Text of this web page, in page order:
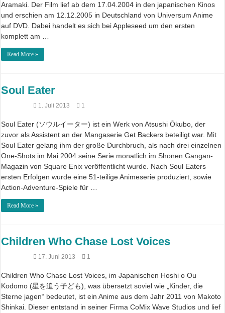
Aramaki. Der Film lief ab dem 17.04.2004 in den japanischen Kinos
und erschien am 12.12.2005 in Deutschland von Universum Anime
auf DVD. Dabei handelt es sich bei Appleseed um den ersten
komplett am …
Read More »
Soul Eater
1. Juli 2013 1
Soul Eater (ソウルイーター) ist ein Werk von Atsushi Ōkubo, der
zuvor als Assistent an der Mangaserie Get Backers beteiligt war. Mit
Soul Eater gelang ihm der große Durchbruch, als nach drei einzelnen
One-Shots im Mai 2004 seine Serie monatlich im Shōnen Gangan-
Magazin von Square Enix veröffentlicht wurde. Nach Soul Eaters
ersten Erfolgen wurde eine 51-teilige Animeserie produziert, sowie
Action-Adventure-Spiele für …
Read More »
Children Who Chase Lost Voices
17. Juni 2013 1
Children Who Chase Lost Voices, im Japanischen Hoshi o Ou
Kodomo (星を追う子ども), was übersetzt soviel wie „Kinder, die
Sterne jagen“ bedeutet, ist ein Anime aus dem Jahr 2011 von Makoto
Shinkai. Dieser entstand in seiner Firma CoMix Wave Studios und lief